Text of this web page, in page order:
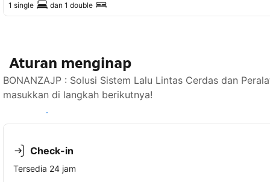
1 single dan 1 double
Aturan menginap
BONANZAJP : Solusi Sistem Lalu Lintas Cerdas dan
masukkan di langkah berikutnya!
Lihat ketersediaan
Check-in
Tersedia 24 jam